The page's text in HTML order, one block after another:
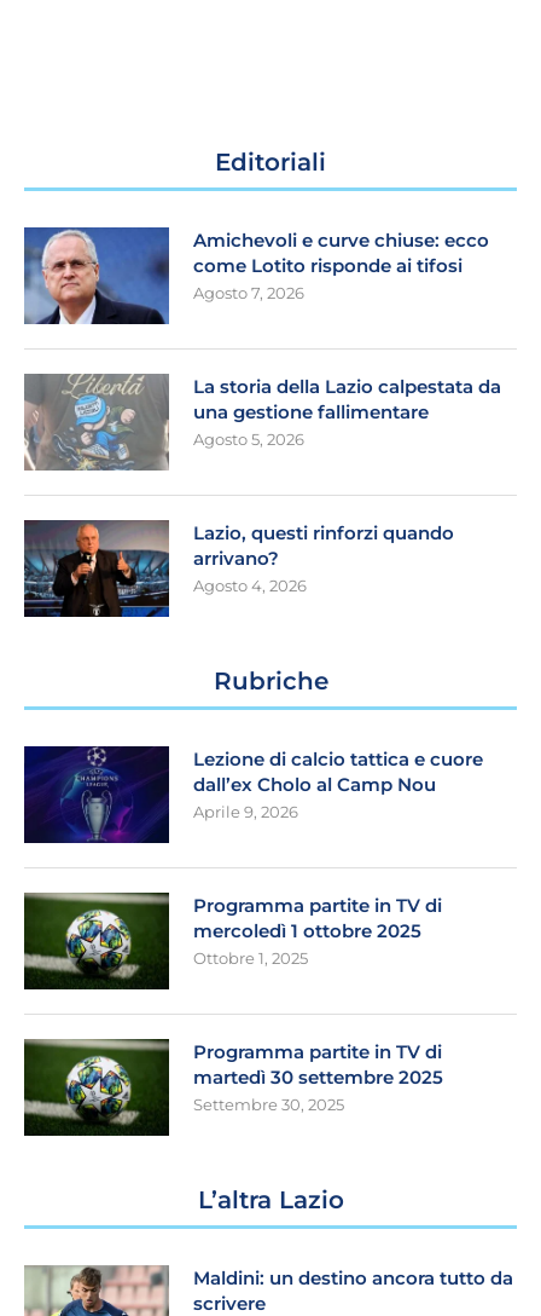
Editoriali
Amichevoli e curve chiuse: ecco
come Lotito risponde ai tifosi
Agosto 7, 2026
La storia della Lazio calpestata da
una gestione fallimentare
Agosto 5, 2026
Lazio, questi rinforzi quando
arrivano?
Agosto 4, 2026
Rubriche
Lezione di calcio tattica e cuore
dall’ex Cholo al Camp Nou
Aprile 9, 2026
Programma partite in TV di
mercoledì 1 ottobre 2025
Ottobre 1, 2025
Programma partite in TV di
martedì 30 settembre 2025
Settembre 30, 2025
L’altra Lazio
Maldini: un destino ancora tutto da
scrivere